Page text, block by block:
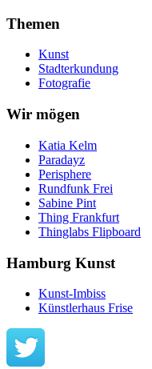
Themen
Kunst
Stadterkundung
Fotografie
Wir mögen
Katia Kelm
Paradayz
Perisphere
Rundfunk Frei
Sabine Pint
Thing Frankfurt
Thinglabs Flipboard
Hamburg Kunst
Kunst-Imbiss
Künstlerhaus Frise